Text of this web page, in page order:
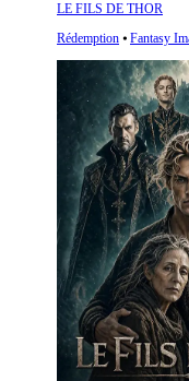
LE FILS DE THOR
Rédemption ⦁ Fantasy